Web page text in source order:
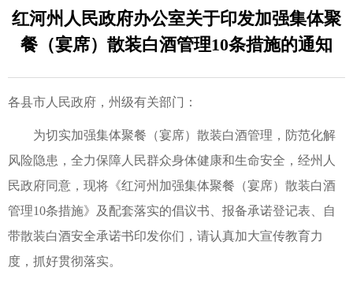
红河州人民政府办公室关于印发加强集体聚
餐（宴席）散装白酒管理10条措施的通知
各县市人民政府，州级有关部门：
为切实加强集体聚餐（宴席）散装白酒管理，防范化解
风险隐患，全力保障人民群众身体健康和生命安全，经州人
民政府同意，现将《红河州加强集体聚餐（宴席）散装白酒
管理10条措施》及配套落实的倡议书、报备承诺登记表、自
带散装白酒安全承诺书印发你们，请认真加大宣传教育力
度，抓好贯彻落实。